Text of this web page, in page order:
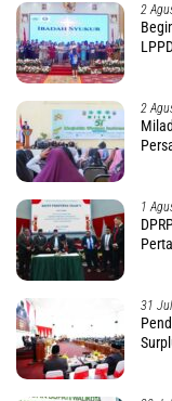
2
2
1
31